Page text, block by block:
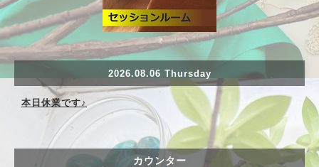
2026.08.06 Thursday
本日休業です♪
カウンター